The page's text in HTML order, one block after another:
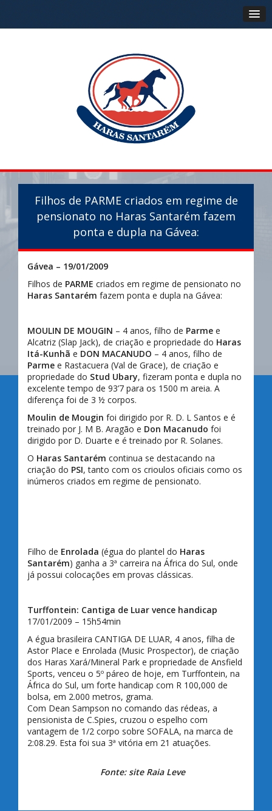
Filhos de PARME criados em regime de
pensionato no Haras Santarém fazem
ponta e dupla na Gávea:
Gávea – 19/01/2009
Filhos de PARME criados em regime de pensionato no
Haras Santarém fazem ponta e dupla na Gávea:
MOULIN DE MOUGIN – 4 anos, filho de Parme e
Alcatriz (Slap Jack), de criação e propriedade do Haras
Itá-Kunhã e DON MACANUDO – 4 anos, filho de
Parme e Rastacuera (Val de Grace), de criação e
propriedade do Stud Ubary, fizeram ponta e dupla no
excelente tempo de 93’7 para os 1500 m areia. A
diferença foi de 3 ½ corpos.
Moulin de Mougin foi dirigido por R. D. L Santos e é
treinado por J. M B. Aragão e Don Macanudo foi
dirigido por D. Duarte e é treinado por R. Solanes.
O Haras Santarém continua se destacando na
criação do PSI, tanto com os crioulos oficiais como os
inúmeros criados em regime de pensionato.
Filho de Enrolada (égua do plantel do Haras
Santarém) ganha a 3ª carreira na África do Sul, onde
já possui colocações em provas clássicas.
Turffontein: Cantiga de Luar vence handicap
17/01/2009 – 15h54min
A égua brasileira CANTIGA DE LUAR, 4 anos, filha de
Astor Place e Enrolada (Music Prospector), de criação
dos Haras Xará/Mineral Park e propriedade de Ansfield
Sports, venceu o 5º páreo de hoje, em Turffontein, na
África do Sul, um forte handicap com R 100,000 de
bolsa, em 2.000 metros, grama.
Com Dean Sampson no comando das rédeas, a
pensionista de C.Spies, cruzou o espelho com
vantagem de 1/2 corpo sobre SOFALA, na marca de
2:08.29. Esta foi sua 3ª vitória em 21 atuações.
Fonte: site Raia Leve